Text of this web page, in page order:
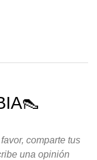
comparte tus
una opinión